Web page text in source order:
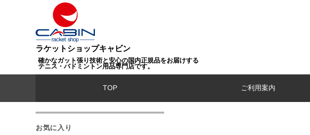
ラケットショップキャビン
確かなガット張り技術と安心の国内正規品をお届けする
テニス・バドミントン用品専門店です。
TOP ご利用案内
お気に入り